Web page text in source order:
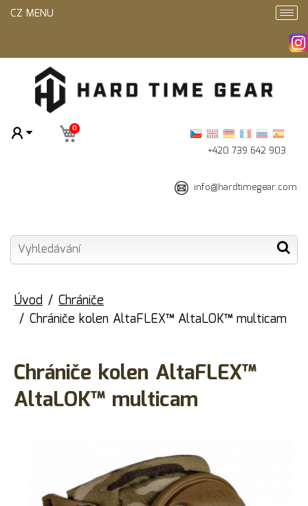
+420 739 642 903
info@hardtimegear.com
0
CZ MENU
Úvod
Chrániče
Chrániče kolen AltaFLEX™ AltaLOK™ multicam
Chrániče kolen AltaFLEX™
AltaLOK™ multicam